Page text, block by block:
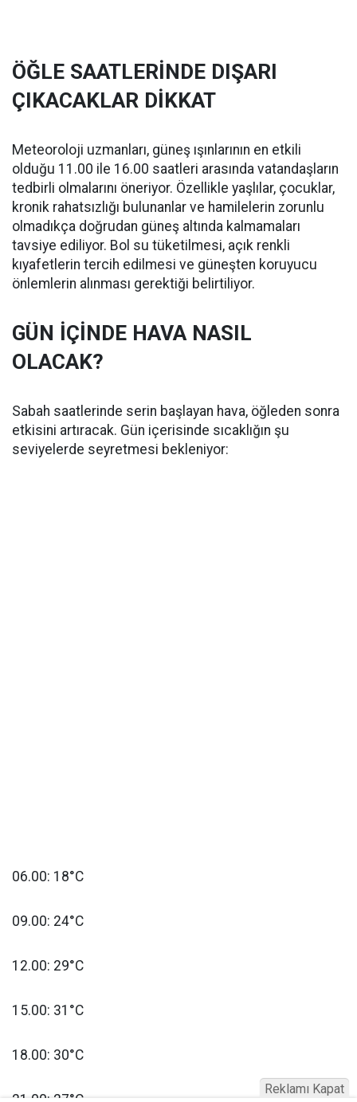
ÖĞLE SAATLERİNDE DIŞARI
ÇIKACAKLAR DİKKAT
Meteoroloji uzmanları, güneş ışınlarının en etkili
olduğu 11.00 ile 16.00 saatleri arasında vatandaşların
tedbirli olmalarını öneriyor. Özellikle yaşlılar, çocuklar,
kronik rahatsızlığı bulunanlar ve hamilelerin zorunlu
olmadıkça doğrudan güneş altında kalmamaları
tavsiye ediliyor. Bol su tüketilmesi, açık renkli
kıyafetlerin tercih edilmesi ve güneşten koruyucu
önlemlerin alınması gerektiği belirtiliyor.
GÜN İÇİNDE HAVA NASIL
OLACAK?
Sabah saatlerinde serin başlayan hava, öğleden sonra
etkisini artıracak. Gün içerisinde sıcaklığın şu
seviyelerde seyretmesi bekleniyor:
06.00: 18°C
09.00: 24°C
12.00: 29°C
15.00: 31°C
18.00: 30°C
Reklamı Kapat